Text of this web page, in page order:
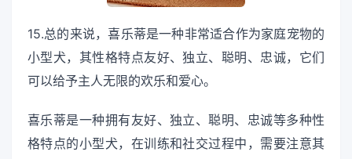
15.总的来说，喜乐蒂是一种非常适合作为家庭宠物的
小型犬，其性格特点友好、独立、聪明、忠诚，它们
可以给予主人无限的欢乐和爱心。
喜乐蒂是一种拥有友好、独立、聪明、忠诚等多种性
格特点的小型犬，在训练和社交过程中，需要注意其